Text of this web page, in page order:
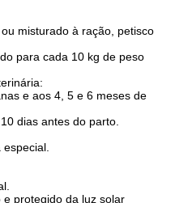
misturado à ração, petisco
para cada 10 kg de peso
e aos 4, 5 e 6 meses de
dias antes do parto.
especial.
e protegido da luz solar